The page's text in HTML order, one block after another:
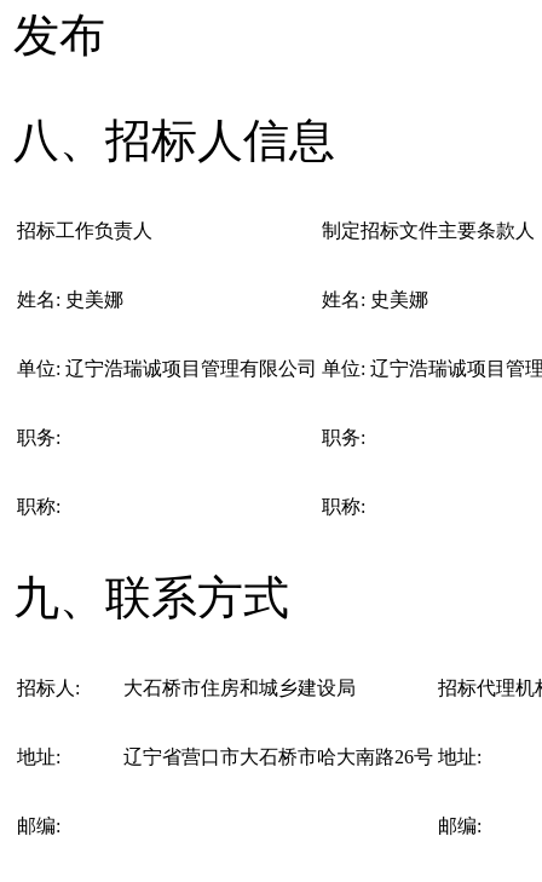
发布
八、招标人信息
招标工作负责人 制定招标文件主要条款人
姓名: 史美娜 姓名: 史美娜
单位: 辽宁浩瑞诚项目管理有限公司 单位: 辽宁浩瑞诚项目管
职务: 职务:
职称: 职称:
九、联系方式
招标人: 大石桥市住房和城乡建设局 招标代理机
地址: 辽宁省营口市大石桥市哈大南路26号 地址:
邮编: 邮编: